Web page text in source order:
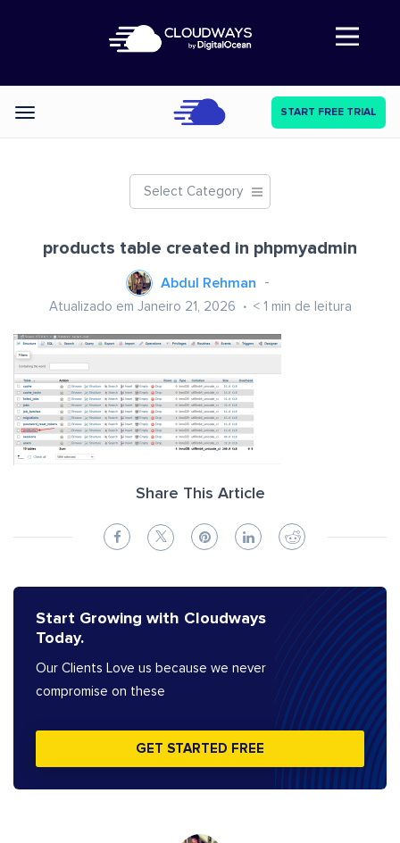
Abre a navegação
Categories START FREE TRIAL
Select Category
products table created in phpmyadmin
Abdul Rehman
Atualizado em Janeiro 21, 2026 < 1 min de leitura
Share This Article
Start Growing with Cloudways
Today.
Our Clients Love us because we never
compromise on these
GET STARTED FREE